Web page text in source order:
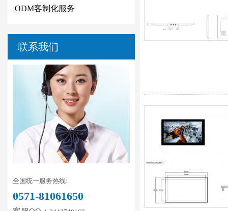
ODM客制化服务
联系我们
全国统一服务热线:
0571-81061650